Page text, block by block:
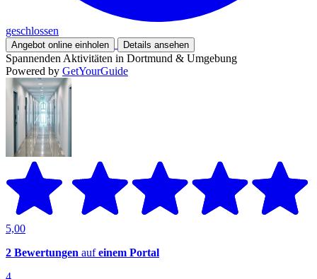
geschlossen
Angebot online einholen Details ansehen
Spannenden Aktivitäten in Dortmund & Umgebung
Powered by GetYourGuide
5,00
2 Bewertungen aufeinem Portal